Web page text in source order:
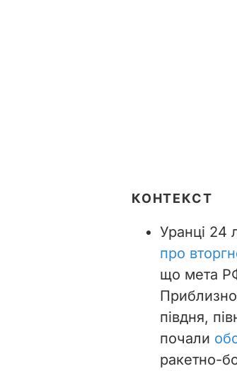
КОНТЕКСТ
Уранці 24
про
що мета РФ
півдня,
почали
ракетно-